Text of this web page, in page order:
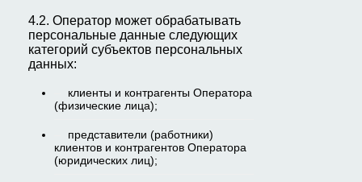
4.2. Оператор может обрабатывать
персональные данные следующих
категорий субъектов персональных
данных:
клиенты и контрагенты Оператора
(физические лица);
представители (работники)
клиентов и контрагентов Оператора
(юридических лиц);